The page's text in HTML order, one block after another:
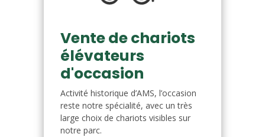
Vente de chariots
élévateurs
d'occasion
Activité historique d’AMS, l’occasion
reste notre spécialité, avec un très
large choix de chariots visibles sur
notre parc.